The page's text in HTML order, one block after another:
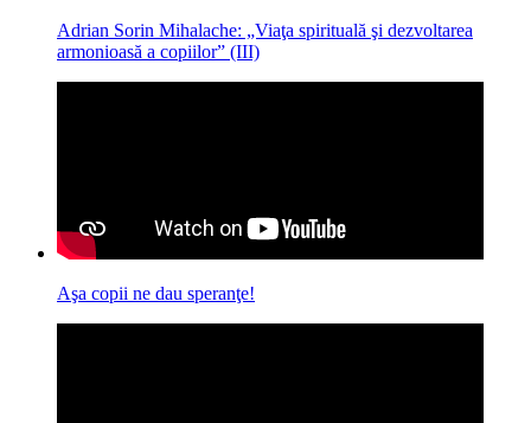
Adrian Sorin Mihalache: „Viaţa spirituală şi dezvoltarea
armonioasă a copiilor” (III)
Aşa copii ne dau speranţe!